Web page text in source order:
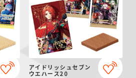
アイドリッシュセブン
ウエハース20